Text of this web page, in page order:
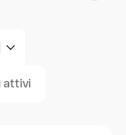
attivi